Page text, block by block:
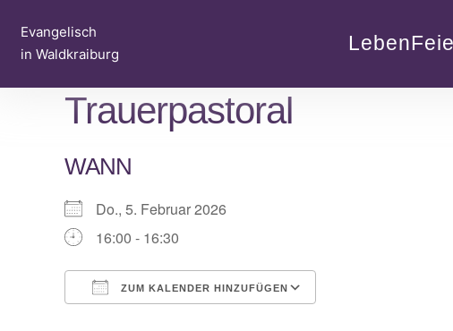
Inhalt
springen
Evangelisch
in Waldkraiburg
Trauerpastoral
WANN
Do., 5. Februar 2026
16:00 - 16:30
ZUM KALENDER HINZUFÜGEN